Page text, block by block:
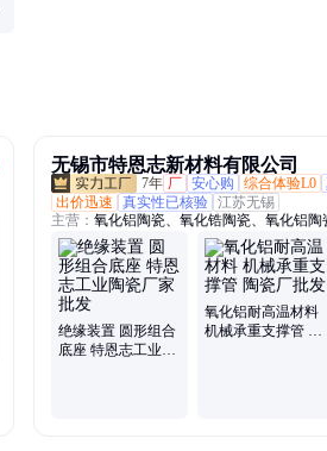
无锡市特恩志新材料有限公司
7年 厂 安心购 综合体验L0
出价迅速
真实性已核验 江苏无锡
主营： 氧化铝陶瓷、氧化锆陶瓷、氧化铝
化铝陶瓷棒、氧化铝陶瓷环、氧化铝陶瓷
件、结构陶瓷、陶瓷定做、陶瓷加工、干压
陶瓷管、绝缘瓷柱、陶瓷管、陶瓷片、陶瓷
99氧化铝陶瓷板、氧化铝空心球制品、刚
绝缘装置 圆形组合
底座 特恩志工业陶
氧化铝耐高温材料
机械承重支撑管 陶